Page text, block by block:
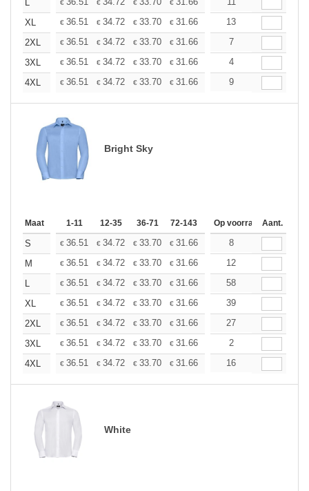
L
€ € € €
XL
€ 36.51 € 34.72 € 33.70 € 31.66 29.87
13
2XL
€ 36.51 € 34.72 € 33.70 € 31.66 29.87
7
3XL
€ 36.51 € 34.72 € 33.70 € 31.66 29.87
4
4XL
€ 36.51 € 34.72 € 33.70 € 31.66 29.87
9
Bright Sky
Maat 1-11 12-35 36-71 72-143 144-287 288 + Meer
Op voorraadAant.
S € 36.51 € 34.72 € 33.70 € 31.66 29.87
8
M
€ 36.51 € 34.72 € 33.70 € 31.66 29.87
12
L
€ 36.51 € 34.72 € 33.70 € 31.66 29.87
58
XL
€ 36.51 € 34.72 € 33.70 € 31.66 29.87
39
2XL
€ 36.51 € 34.72 € 33.70 € 31.66 29.87
27
3XL
€ 36.51 € 34.72 € 33.70 € 31.66 29.87
2
4XL
€ 36.51 € 34.72 € 33.70 € 31.66 29.87
16
White